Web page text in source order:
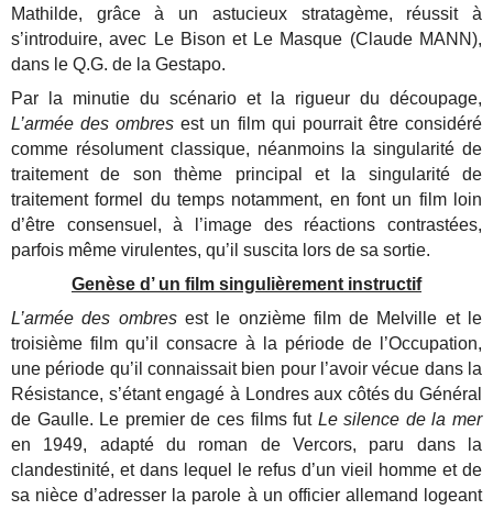
Mathilde, grâce à un astucieux stratagème, réussit à
s’introduire, avec Le Bison et Le Masque (Claude MANN),
dans le Q.G. de la Gestapo.
Par la minutie du scénario et la rigueur du découpage,
L’armée des ombres est un film qui pourrait être considéré
comme résolument classique, néanmoins la singularité de
traitement de son thème principal et la singularité de
traitement formel du temps notamment, en font un film loin
d’être consensuel, à l’image des réactions contrastées,
parfois même virulentes, qu’il suscita lors de sa sortie.
Genèse d’ un film singulièrement instructif
L’armée des ombresest le onzième film de Melville et le
troisième film qu’il consacre à la période de l’Occupation,
une période qu’il connaissait bien pour l’avoir vécue dans la
Résistance, s’étant engagé à Londres aux côtés du Général
de Gaulle. Le premier de ces films fut Le silence de la mer
en 1949, adapté du roman de Vercors, paru dans la
clandestinité, et dans lequel le refus d’un vieil homme et de
sa nièce d’adresser la parole à un officier allemand logeant